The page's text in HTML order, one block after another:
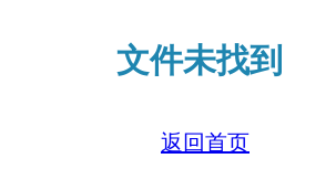
文件未找到
返回首页